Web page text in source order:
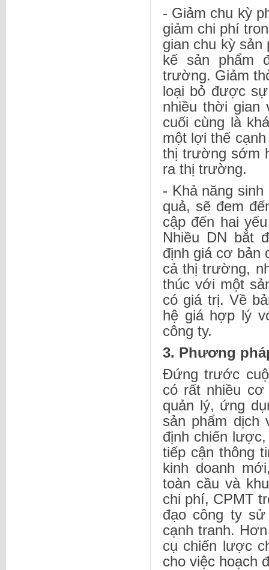
- Giảm chu kỳ
giảm chi phí
gian chu kỳ
kế sản phẩm
trường. Giảm
loại bỏ được
nhiều thời gian
cuối cùng là
một lợi thế
thị trường sớm
ra thị trường.
- Khả năng
quả, sẽ đem
cập đến hai
Nhiều DN bắt
định giá cơ bản
cả thị trường,
thúc với một
có giá trị. Về
hệ giá hợp lý
công ty.
3. Phương
Đứng trước
có rất nhiều
quản lý, ứng
sản phẩm dịch
định chiến
tiếp cận thông
kinh doanh
toàn cầu và
chi phí, CPMT
đạo công ty
cạnh tranh.
cụ chiến lược
cho việc hoạch